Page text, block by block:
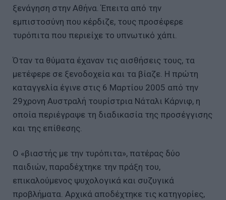
ξενάγηση στην Αθήνα. Έπειτα από την
εμπιστοσύνη που κέρδιζε, τους προσέφερε
τυρόπιτα που περιείχε το υπνωτικό χάπι.
Όταν τα θύματα έχαναν τις αισθήσεις τους, τα
μετέφερε σε ξενοδοχεία και τα βίαζε. Η πρώτη
καταγγελία έγινε στις 6 Μαρτίου 2005 από την
29χρονη Αυστραλή τουρίστρια Νάταλι Κάρνιφ, η
οποία περιέγραψε τη διαδικασία της προσέγγισης
και της επίθεσης.
Ο «βιαστής με την τυρόπιτα», πατέρας δύο
παιδιών, παραδέχτηκε την πράξη του,
επικαλούμενος ψυχολογικά και συζυγικά
προβλήματα. Αρχικά αποδέχτηκε τις κατηγορίες,